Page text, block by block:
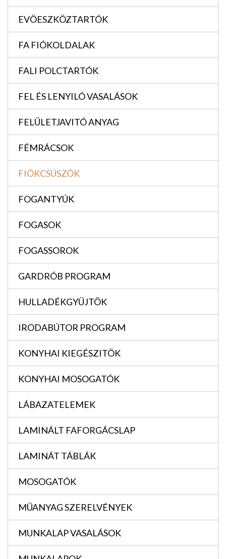
EVÖESZKÖZTARTÓK
FA FIÓKOLDALAK
FALI POLCTARTÓK
FEL ÉS LENYILÓ VASALÁSOK
FELÜLETJAVITÓ ANYAG
FÉMRÁCSOK
FIÓKCSÚSZÓK
FOGANTYÚK
FOGASOK
FOGASSOROK
GARDRÓB PROGRAM
HULLADÉKGYÜJTÖK
IRODABÚTOR PROGRAM
KONYHAI KIEGÉSZITÖK
KONYHAI MOSOGATÓK
LÁBAZATELEMEK
LAMINÁLT FAFORGÁCSLAP
LAMINÁT TÁBLÁK
MOSOGATÓK
MÜANYAG SZERELVÉNYEK
MUNKALAP VASALÁSOK